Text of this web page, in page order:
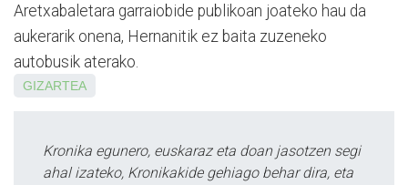
Aretxabaletara garraiobide publikoan joateko hau da
aukerarik onena, Hernanitik ez baita zuzeneko
autobusik aterako.
GIZARTEA
Kronika egunero, euskaraz eta doan jasotzen segi
ahal izateko, Kronikakide gehiago behar dira, eta